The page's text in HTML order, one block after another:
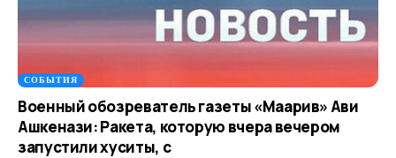
СОБЫТИЯ
Военный обозреватель газеты «Маарив» Ави
Ашкенази: Ракета, которую вчера вечером
запустили хуситы, с